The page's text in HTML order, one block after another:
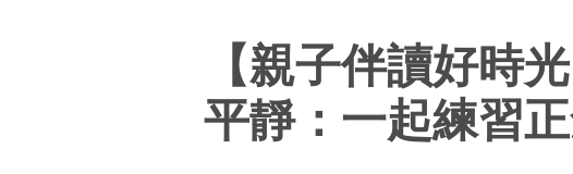
【親子伴讀好時
平靜：一起練習正